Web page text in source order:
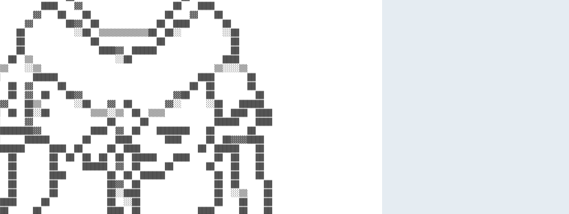
████    ▓▓                      ██    ████
▓▓    ██    ██                  ██    ▓▓    ██
▓▓        ██▓▓  ██              ██  ████        ██
██            ░░██  ▒▒▒▒▒▒▒▒▒▒▒▒██  ██░░          ░░██
██                  ████▓▓  ██████                  ██
██  ▒▒                    ░░██                      ████
▒▒    ░░▒▒                                          ▒▒░░░░▒▒
██  ▓▓      ██                              ██  ██        ██
██  ▓▓  ██    ██▓▓                      ▓▓██    ██          ██
██▒▒        ░░██    ▓▓  ██        ▓▓░░      ░░██    ██████
██  ██░░██          ▒▒▒▒░░▒▒  ██  ▒▒▒▒            ██  ████  ████
▓▓                  ██      ██                ██████    ████
████████▓▓            ████  ▓▓  ██    ████████    ██        ██
██████        ██      ████        ████      ██  ██▓▓▓▓████
██        ██      ██████  ▓▓  ██      ██        ██    ██    ██
██        ██            ██▓▓  ██                  ██  ██      ██
██        ██            ██░░████                  ██  ░░▒▒    ██
████      ██              ██  ░░██                  ██    ██    ██